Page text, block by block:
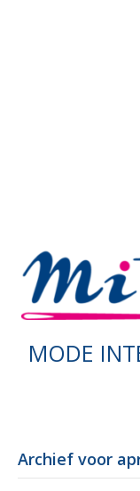
MODE
Archief voor